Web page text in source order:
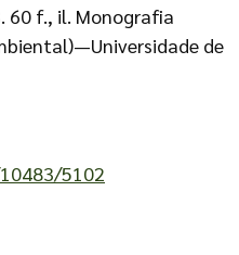
60 f., il. Monografia
de
5102